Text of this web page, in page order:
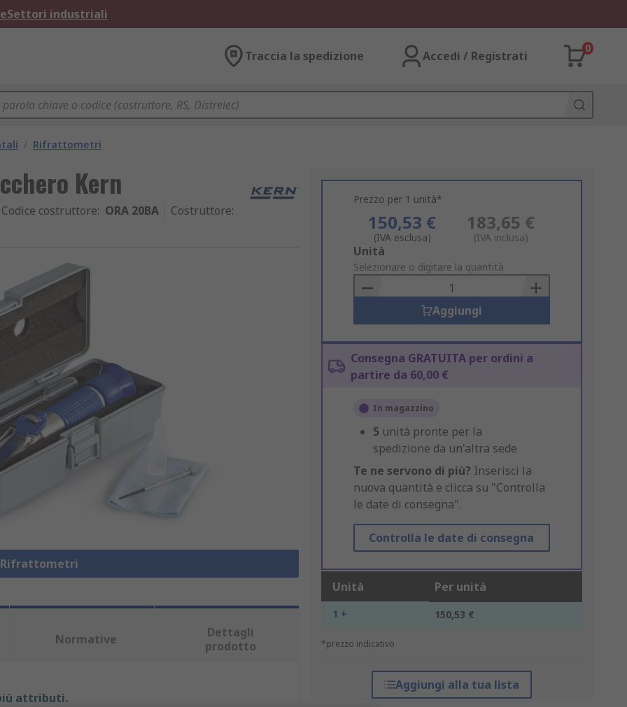
Settori industriali
Traccia la spedizione Accedi / Registrati
0
/ Rifrattometri
Kern
Codice costruttore: ORA 20BA Costruttore:
Rifrattometri
Prezzo per 1 unità*
150,53 €
(IVA esclusa)
183,65 €
(IVA inclusa)
Add
to
Basket
Unità
Selezionare o digitare la quantità
Aggiungi
Consegna GRATUITA per ordini a
partire da 60,00 €
In magazzino
5 unità pronte per la
spedizione da un'altra sede
Te ne servono di più? Inserisci la
nuova quantità e clicca su "Controlla
le date di consegna".
Controlla le date di consegna
Unità Per unità
1 + 150,53 €
*prezzo indicativo
Aggiungi alla tua lista
Normative
Dettagli
prodotto
attributi.